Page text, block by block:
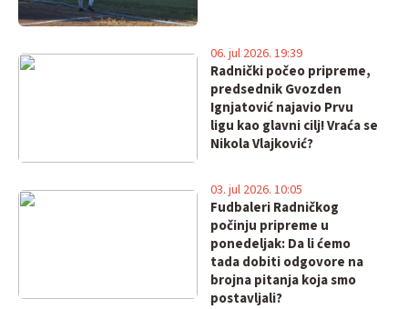
Radnički počeo pripreme,
predsednik Gvozden
Ignjatović najavio Prvu
ligu kao glavni cilj! Vraća se
Nikola Vlajković?
06. jul 2026. 19:39
Fudbaleri Radničkog
počinju pripreme u
ponedeljak: Da li ćemo
tada dobiti odgovore na
brojna pitanja koja smo
postavljali?
03. jul 2026. 10:05